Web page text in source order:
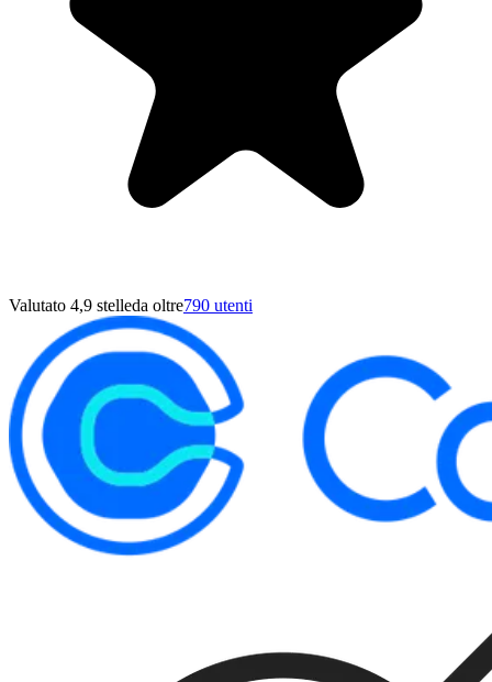
Valutato 4,9 stelleda oltre790 utenti